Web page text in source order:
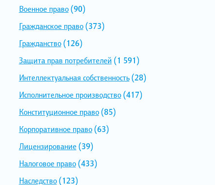
Военное право(90)
Гражданское право(373)
Гражданство(126)
Защита прав потребителей (1 591)
Интеллектуальная собственность(28)
Исполнительное производство(417)
Конституционное право(85)
Корпоративное право(63)
Лицензирование (39)
Налоговое право(433)
Наследство(123)